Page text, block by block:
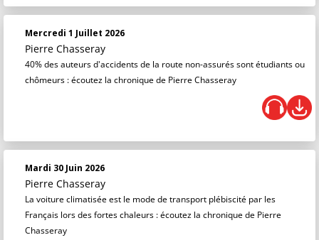
Mercredi 1 Juillet 2026
Pierre Chasseray
40% des auteurs d'accidents de la route non-assurés sont étudiants ou
chômeurs : écoutez la chronique de Pierre Chasseray
Mardi 30 Juin 2026
Pierre Chasseray
La voiture climatisée est le mode de transport plébiscité par les
Français lors des fortes chaleurs : écoutez la chronique de Pierre
Chasseray